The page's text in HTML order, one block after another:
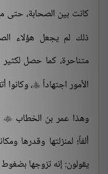
كانت بين الصحابة، حتى
ذلك لم يجعل هؤلاء
متناحرة، كما حصل
الأمور اجتهاداً ، وكانوا
وهذا عمر بن الخطاب
ألفاً؛ لمنزلتها وقدرها
يقولون: إنه تزوجها